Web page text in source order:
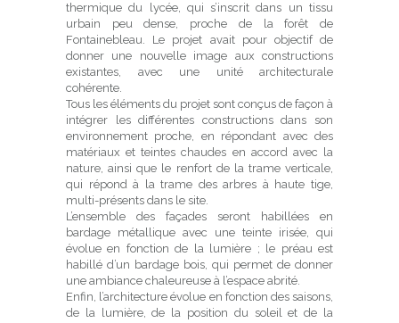
thermique du lycée, qui s’inscrit dans un tissu
urbain peu dense, proche de la forêt de
Fontainebleau. Le projet avait pour objectif de
donner une nouvelle image aux constructions
existantes, avec une unité architecturale
cohérente.
Tous les éléments du projet sont conçus de façon à
intégrer les différentes constructions dans son
environnement proche, en répondant avec des
matériaux et teintes chaudes en accord avec la
nature, ainsi que le renfort de la trame verticale,
qui répond à la trame des arbres à haute tige,
multi-présents dans le site.
L’ensemble des façades seront habillées en
bardage métallique avec une teinte irisée, qui
évolue en fonction de la lumière ; le préau est
habillé d’un bardage bois, qui permet de donner
une ambiance chaleureuse à l’espace abrité.
Enfin, l’architecture évolue en fonction des saisons,
de la lumière, de la position du soleil et de la